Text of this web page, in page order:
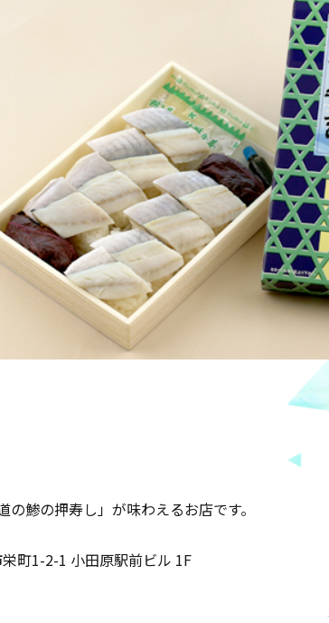
鯵の押寿し」が味わえるお店です。
町1-2-1 小田原駅前ビル 1F